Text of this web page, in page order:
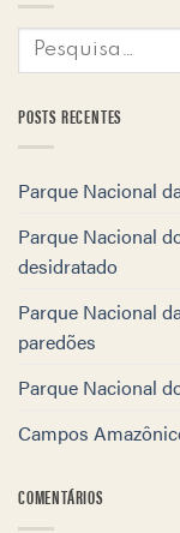
POSTS RECENTES
Parque Nacional
Parque Nacional
desidratado
Parque Nacional
paredões
Parque Nacional
Campos
COMENTÁRIOS